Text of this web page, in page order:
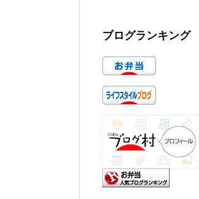
ブログランキング